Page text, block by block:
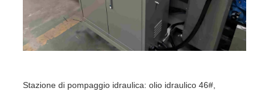
Stazione di pompaggio idraulica: olio idraulico 46#,